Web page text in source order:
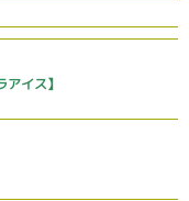
イス】